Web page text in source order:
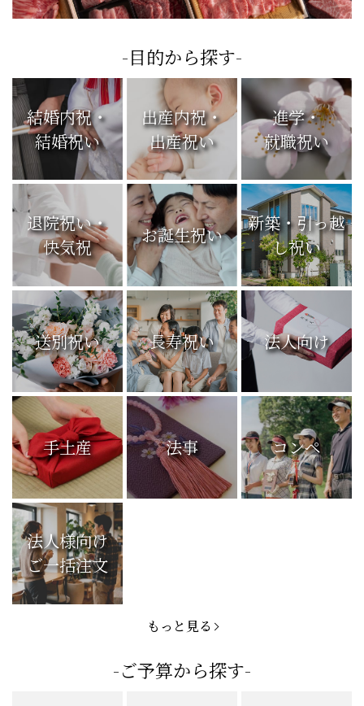
-目的から探す-
結婚内祝・
結婚祝い
出産内祝・
出産祝い
進学・
就職祝い
退院祝い・
快気祝
お誕生祝い
新築・引っ越
し祝い
送別祝い 長寿祝い 法人向け
手土産 法事 コンペ
法人様向け
ご一括注文